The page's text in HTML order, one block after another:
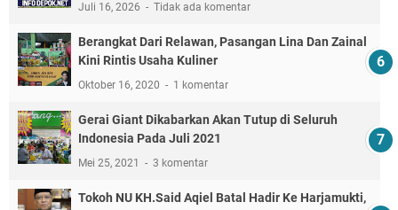
Juli 16, 2026 Tidak ada komentar
Berangkat Dari Relawan, Pasangan Lina Dan Zainal
Kini Rintis Usaha Kuliner
Oktober 16, 2020 1 komentar
Gerai Giant Dikabarkan Akan Tutup di Seluruh
Indonesia Pada Juli 2021
Mei 25, 2021 3 komentar
Tokoh NU KH.Said Aqiel Batal Hadir Ke Harjamukti,